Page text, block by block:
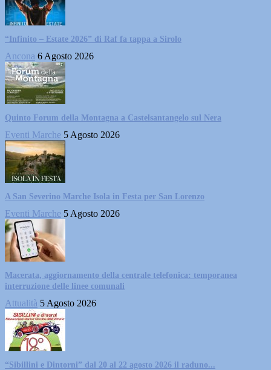
“Infinito – Estate 2026” di Raf fa tappa a Sirolo
Ancona 6 Agosto 2026
Quinto Forum della Montagna a Castelsantangelo sul Nera
Eventi Marche 5 Agosto 2026
A San Severino Marche Isola in Festa per San Lorenzo
Eventi Marche 5 Agosto 2026
Macerata, aggiornamento della centrale telefonica: temporanea
interruzione delle linee comunali
Attualità 5 Agosto 2026
“Sibillini e Dintorni” dal 20 al 22 agosto 2026 il raduno...